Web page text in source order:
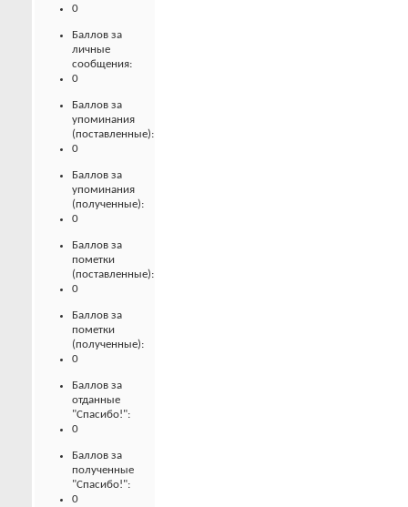
0
Баллов за
личные
сообщения:
0
Баллов за
упоминания
(поставленные):
0
Баллов за
упоминания
(полученные):
0
Баллов за
пометки
(поставленные):
0
Баллов за
пометки
(полученные):
0
Баллов за
отданные
"Спасибо!":
0
Баллов за
полученные
"Спасибо!":
0